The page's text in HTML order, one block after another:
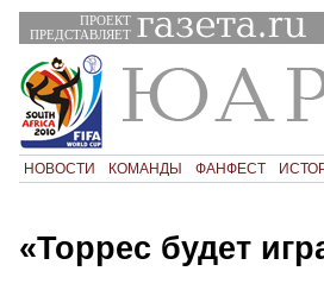
ПРОЕКТ
ПРЕДСТАВЛЯЕТ
НОВОСТИ КОМАНДЫ ФАНФЕСТ
«Торрес будет